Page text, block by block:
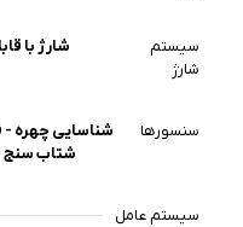
سیستم
شارژ
سنسورها
شناسایی چهره
شتاب سنج
سیستم عامل